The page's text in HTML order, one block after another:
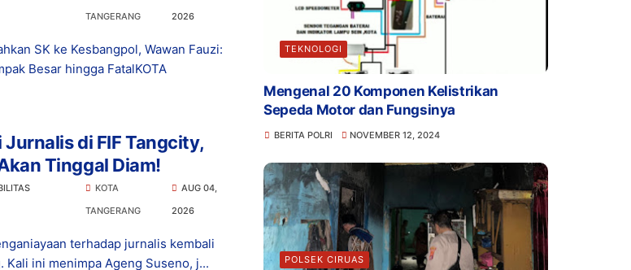
TANGERANG
2026
SK ke Kesbangpol, Wawan Fauzi:
Besar hingga FatalKOTA
di FIF Tangcity,
Tinggal Diam!
KOTA
TANGERANG
AUG 04,
2026
terhadap jurnalis kembali
Kali ini menimpa Ageng Suseno, j...
TEKNOLOGI
Mengenal 20 Komponen Kelistrikan
Sepeda Motor dan Fungsinya
BERITA POLRI NOVEMBER 12, 2024
POLSEK CIRUAS